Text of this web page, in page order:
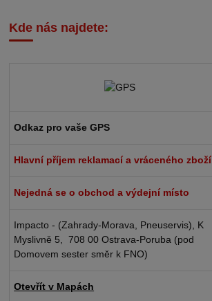
Kde nás najdete:
Odkaz pro vaše GPS
Hlavní příjem reklamací a vráceného zboží
Nejedná se o obchod a výdejní místo
Impacto - (Zahrady-Morava, Pneuservis), K
Myslivně 5, 708 00 Ostrava-Poruba (pod
Domovem sester směr k FNO)
Otevřít v Mapách